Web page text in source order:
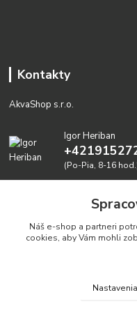
Kontakty
AkvaShop s.r.o.
Igor Heriban
(Po-Pia, 8-16
Realizujeme prírodné
Náš e-shop a partneri
cookies, aby Vám mohli
Nastavenia